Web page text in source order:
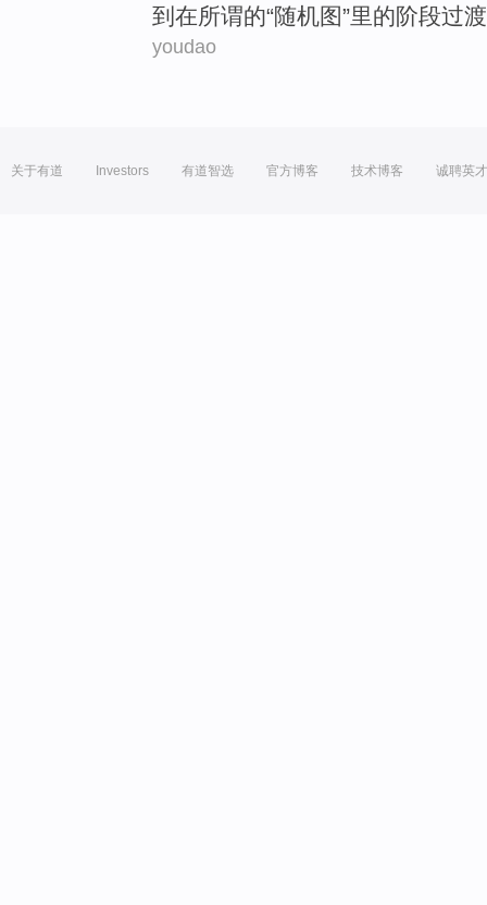
到 在所谓的“随机图”里的阶段过渡
youdao
关于有道 Investors 有道智选 官方博客 技术博客 诚聘英才